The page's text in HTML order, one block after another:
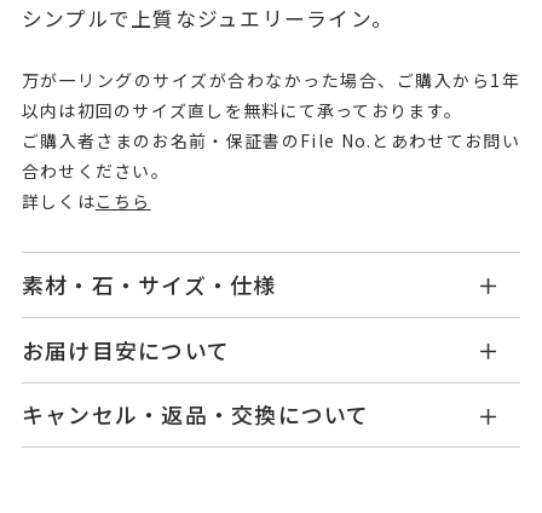
シンプルで上質なジュエリーライン。
万が一リングのサイズが合わなかった場合、ご購入から1年
以内は初回のサイズ直しを無料にて承っております。
ご購入者さまのお名前・保証書のFile No.とあわせてお問い
合わせください。
詳しくはこちら
素材・石・サイズ・仕様
品番
OB2308R001WDPG
素材
K18ピンクゴールド
石
ダイヤモンド0.06ct
お届け目安について
せ。
ご注文およびご入金確認後、以下の日程にて発送
キャンセル・返品・交換について